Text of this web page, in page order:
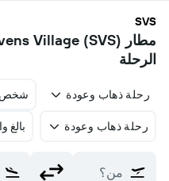
SVS
الرحلة
رحلة ذهاب وعودة شخص
رحلة ذهاب وعودة بالغ
من؟